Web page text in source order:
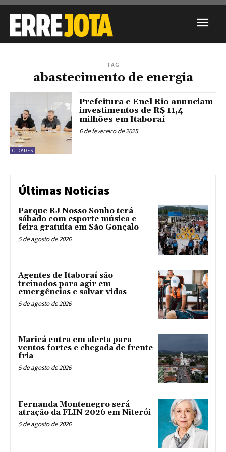
TAG
abastecimento de energia
CIDADES
Prefeitura e Enel Rio anunciam
investimentos de R$ 11,4
milhões em Itaboraí
6 de fevereiro de 2025
Últimas Noticias
Parque RJ Nosso Sonho terá
sábado com esporte música e
feira gratuita em São Gonçalo
5 de agosto de 2026
Agentes de Itaboraí são
treinados para agir em
emergências e salvar vidas
5 de agosto de 2026
Maricá entra em alerta para
ventos fortes e chegada de frente
fria
5 de agosto de 2026
Fernanda Montenegro será
atração da FLIN 2026 em Niterói
5 de agosto de 2026